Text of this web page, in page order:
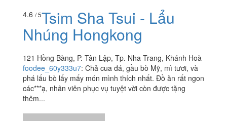
4.6 / 5Tsim Sha Tsui - Lẩu
Nhúng Hongkong
121 Hồng Bàng, P. Tân Lập, Tp. Nha Trang, Khánh Hoà
foodee_60y333u7: Chả cua đá, gầu bò Mỹ, mì tươi, và
phá lấu bò lấy mấy món mình thích nhất. Đồ ăn rất ngon
các***ạ, nhân viên phục vụ tuyệt vời còn được tặng
thêm...